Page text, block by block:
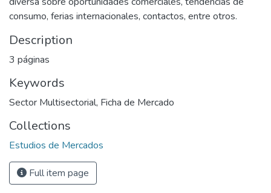
consumo, ferias internacionales, contactos, entre otros.
Description
3 páginas
Keywords
Sector Multisectorial, Ficha de Mercado
Collections
Estudios de Mercados
Full item page